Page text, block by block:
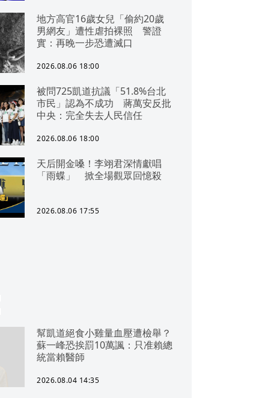
地方高官16歲女兒「偷約20歲
男網友」遭性虐拍裸照 警證
實：再晚一步恐遭滅口
2026.08.06 18:00
被問725凱道抗議「51.8%台北
市民」認為不成功 蔣萬安反批
中央：完全失去人民信任
2026.08.06 18:00
天后開金嗓！李翊君深情獻唱
「雨蝶」 掀全場觀眾回憶殺
2026.08.06 17:55
幫凱道絕食小雞量血壓遭檢舉？
蘇一峰恐挨罰10萬諷：只准賴總
統當賴醫師
2026.08.04 14:35